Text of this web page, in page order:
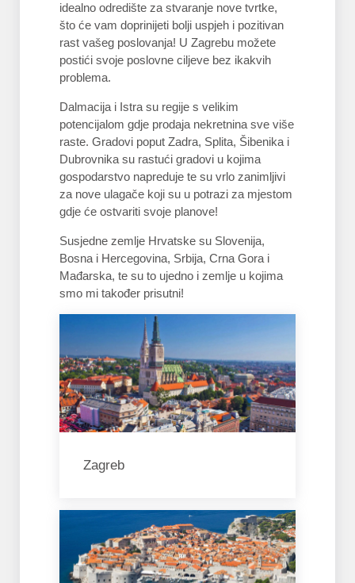
idealno odredište za stvaranje nove tvrtke,
što će vam doprinijeti bolji uspjeh i pozitivan
rast vašeg poslovanja! U Zagrebu možete
postići svoje poslovne ciljeve bez ikakvih
problema.
Dalmacija i Istra su regije s velikim
potencijalom gdje prodaja nekretnina sve više
raste. Gradovi poput Zadra, Splita, Šibenika i
Dubrovnika su rastući gradovi u kojima
gospodarstvo napreduje te su vrlo zanimljivi
za nove ulagače koji su u potrazi za mjestom
gdje će ostvariti svoje planove!
Susjedne zemlje Hrvatske su Slovenija,
Bosna i Hercegovina, Srbija, Crna Gora i
Mađarska, te su to ujedno i zemlje u kojima
smo mi također prisutni!
Zagreb